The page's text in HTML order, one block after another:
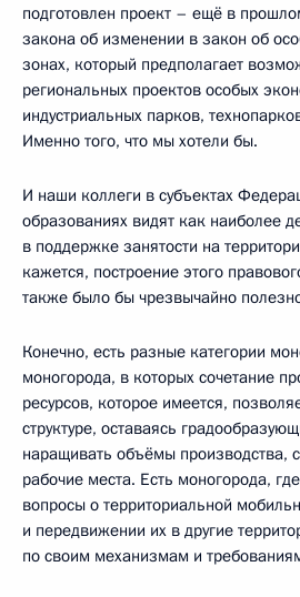
подготовлен проект – ещё в
закона об изменении в закон об
зонах, который предполагает
региональных проектов особых
индустриальных парков,
Именно того, что мы хотели бы.
И наши коллеги в субъектах
образованиях видят как наиболее
в поддержке занятости на
кажется, построение этого
также было бы чрезвычайно
Конечно, есть разные категории
моногорода, в которых сочетание
ресурсов, которое имеется,
структуре, оставаясь
наращивать объёмы производства,
рабочие места. Есть моногорода,
вопросы о территориальной
и передвижении их в другие
по своим механизмам и